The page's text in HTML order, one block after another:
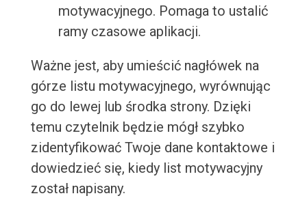
motywacyjnego. Pomaga to ustalić
ramy czasowe aplikacji.
Ważne jest, aby umieścić nagłówek na
górze listu motywacyjnego, wyrównując
go do lewej lub środka strony. Dzięki
temu czytelnik będzie mógł szybko
zidentyfikować Twoje dane kontaktowe i
dowiedzieć się, kiedy list motywacyjny
został napisany.